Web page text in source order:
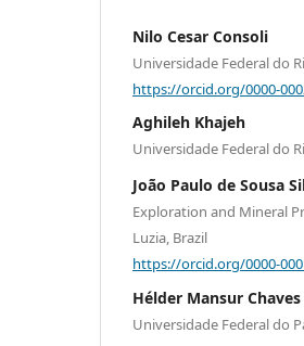
Nilo Cesar Consoli
Universidade Federal do
https://orcid.org/0000-
Aghileh Khajeh
Universidade Federal do
João Paulo de Sousa
Exploration and Mineral
Luzia, Brazil
https://orcid.org/0000-
Hélder Mansur Chaves
Universidade Federal do